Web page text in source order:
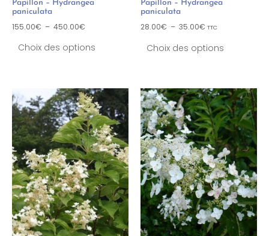
Papillon – Hydrangea
paniculata
155.00€ – 450.00€
Choix des options
Papillon – Hydrangea
paniculata
28.00€ – 35.00€ TTC
Choix des options